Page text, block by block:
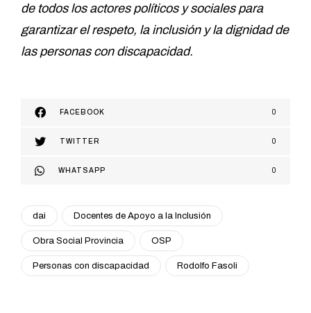
de todos los actores políticos y sociales para
garantizar el respeto, la inclusión y la dignidad de
las personas con discapacidad.
FACEBOOK 0
TWITTER 0
WHATSAPP 0
dai Docentes de Apoyo a la Inclusión
Obra Social Provincia OSP
Personas con discapacidad Rodolfo Fasoli